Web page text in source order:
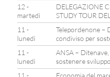
12 -
martedì
DELEGAZIONE
STUDY TOUR
11 -
lunedì
Telepordenone –
condiviso per
11 -
lunedì
ANSA –
sostenere sviluppo
11 -
Economia del